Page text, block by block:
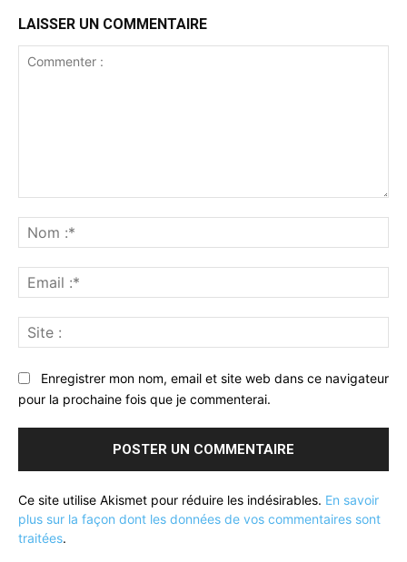
LAISSER UN COMMENTAIRE
:*
:*
:
Enregistrer mon nom, email et site web dans ce navigateur
pour la prochaine fois que je commenterai.
Ce site utilise Akismet pour réduire les indésirables. En savoir
plus sur la façon dont les données de vos commentaires sont
traitées.